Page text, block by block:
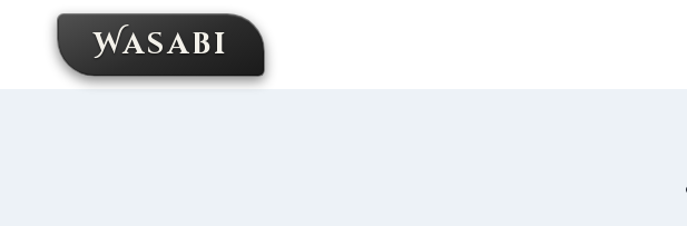
content
Wasabi